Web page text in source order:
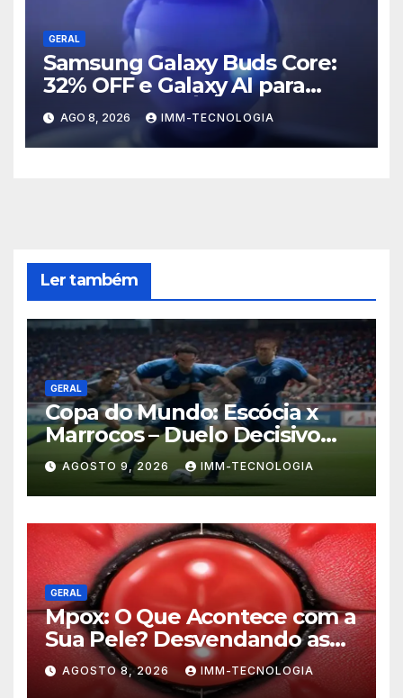
GERAL
Samsung Galaxy Buds Core:
32% OFF e Galaxy AI para
Turbinar Seu Áudio!
AGO 8, 2026 IMM-TECNOLOGIA
Ler também
GERAL
Copa do Mundo: Escócia x
Marrocos – Duelo Decisivo
pela Liderança do Grupo
AGOSTO 9, 2026 IMM-TECNOLOGIA
GERAL
Mpox: O Que Acontece com a
Sua Pele? Desvendando as
Lesões e Estratégias de
Prevenção
AGOSTO 8, 2026 IMM-TECNOLOGIA